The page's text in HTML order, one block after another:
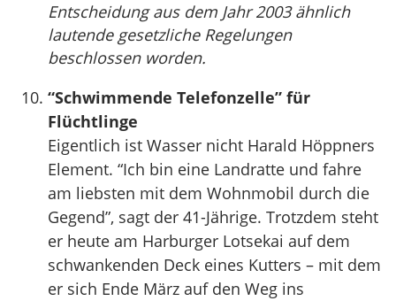
Entscheidung aus dem Jahr 2003 ähnlich
lautende gesetzliche Regelungen
beschlossen worden.
“Schwimmende Telefonzelle” für
Flüchtlinge
Eigentlich ist Wasser nicht Harald Höppners
Element. “Ich bin eine Landratte und fahre
am liebsten mit dem Wohnmobil durch die
Gegend”, sagt der 41-Jährige. Trotzdem steht
er heute am Harburger Lotsekai auf dem
schwankenden Deck eines Kutters – mit dem
er sich Ende März auf den Weg ins